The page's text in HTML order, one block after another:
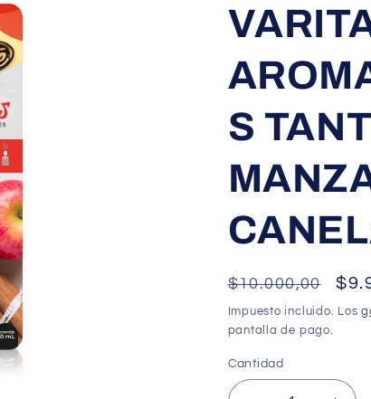
S
Precio
habitual
$10.000,00
de
Impuesto incluido. Los
pantalla de pago.
Cantidad